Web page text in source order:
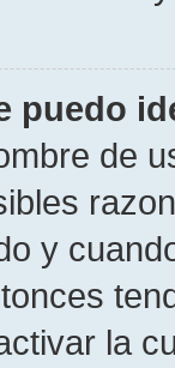
puedo
de
y
la